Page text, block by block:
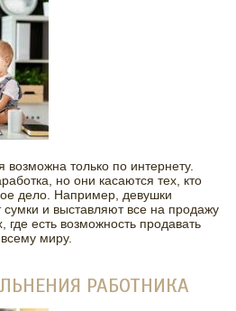
возможна только по интернету.
но они касаются тех, кто
дело. Например, девушки
и выставляют все на продажу
есть возможность продавать
миру.
РАБОТНИКА